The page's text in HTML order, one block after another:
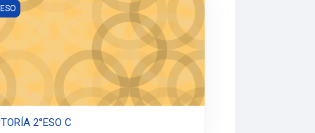
2°ESO C
2°ESO C